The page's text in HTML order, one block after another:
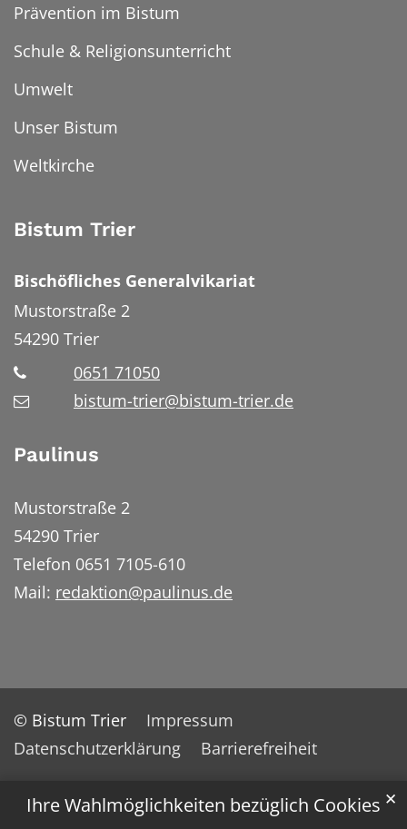
Ihre Wahlmöglichkeiten bezüglich Cookies ✕
Prävention im Bistum
Schule & Religionsunterricht
Umwelt
Unser Bistum
Weltkirche
Bistum Trier
Bischöfliches Generalvikariat
Mustorstraße 2
54290 Trier
0651 71050
bistum-trier@bistum-trier.de
Paulinus
Mustorstraße 2
54290 Trier
Telefon 0651 7105-610
Mail: redaktion@paulinus.de
© Bistum Trier
Impressum
Datenschutzerklärung
Barrierefreiheit